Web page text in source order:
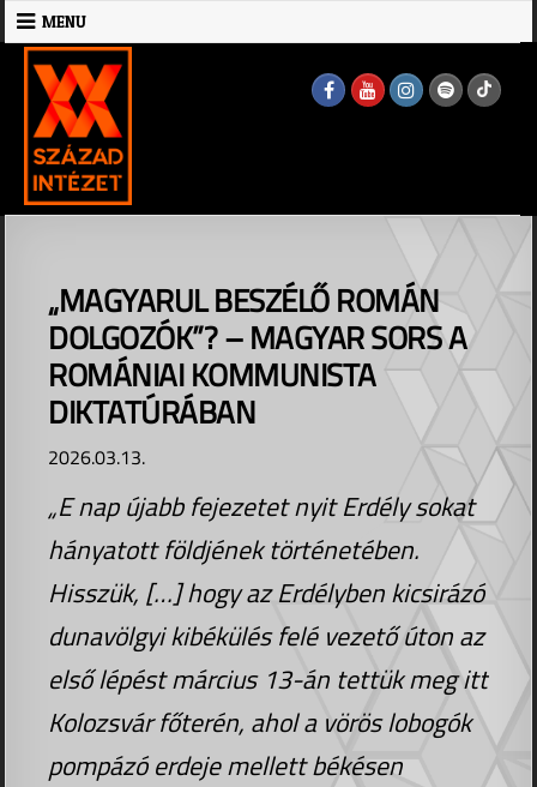
Skip
to
content
MENU
„MAGYARUL BESZÉLŐ ROMÁN
DOLGOZÓK”? – MAGYAR SORS A
ROMÁNIAI KOMMUNISTA
DIKTATÚRÁBAN
2026.03.13.
„E nap újabb fejezetet nyit Erdély sokat
hányatott földjének történetében.
Hisszük, […] hogy az Erdélyben kicsirázó
dunavölgyi kibékülés felé vezető úton az
első lépést március 13-án tettük meg itt
Kolozsvár főterén, ahol a vörös lobogók
pompázó erdeje mellett békésen